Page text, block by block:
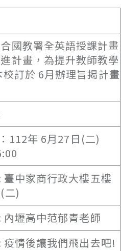
國教署全英語授課計畫
計畫，為提升教師教學
訂於 6月辦理旨揭計畫
112年 6月27日(二)
臺中家商行政大樓五樓
二)
內壢高中范郁青老師
疫情後讓我們飛出去吧!